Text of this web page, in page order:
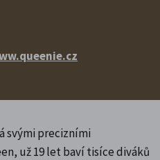
svými precizními
už 19 let baví tisíce diváků